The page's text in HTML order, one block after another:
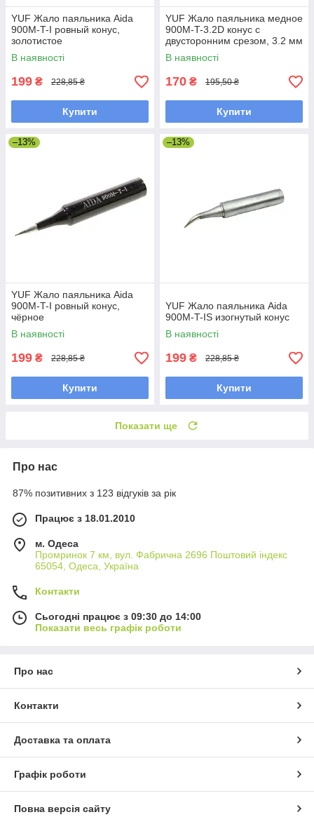
YUF Жало паяльника Aida
900M-T-I ровный конус,
золотистое
В наявності
199 ₴ 228,85 ₴
Купити
YUF Жало паяльника медное
900M-T-3.2D конус с
двусторонним срезом, 3.2 мм
В наявності
170 ₴ 195,50 ₴
Купити
–13%
YUF Жало паяльника Aida
900M-T-I ровный конус,
чёрное
В наявності
199 ₴ 228,85 ₴
Купити
–13%
YUF Жало паяльника Aida
900M-T-IS изогнутый конус
В наявності
199 ₴ 228,85 ₴
Купити
Показати ще
Про нас
87% позитивних з 123 відгуків за рік
Працює з 18.01.2010
м. Одеса
Промринок 7 км, вул. Фабрична 2696 Поштовий індекс
65054, Одеса, Україна
Контакти
Сьогодні працює з 09:30 до 14:00
Показати весь графік роботи
Про нас
Контакти
Доставка та оплата
Графік роботи
Повна версія сайту